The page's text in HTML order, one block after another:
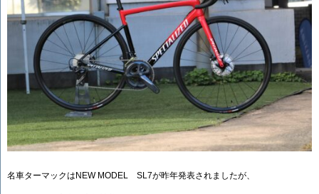
名車ターマックはNEW MODEL SL7が昨年発表されましたが、